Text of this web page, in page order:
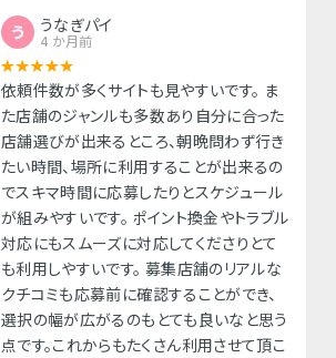
う うなぎパイ
4 か月前
依頼件数が多くサイトも見やすいです。 ま
た店舗のジャンルも多数あり自分に合った
店舗選びが出来るところ、朝晩問わず行き
たい時間、場所に利用することが出来るの
でスキマ時間に応募したりとスケジュール
が組みやすいです。 ポイント換金やトラブル
対応にもスムーズに対応してくださりとて
も利用しやすいです。 募集店舗のリアルな
クチコミも応募前に確認することができ、
選択の幅が広がるのもとても良いなと思う
点です。これからもたくさん利用させて頂こ